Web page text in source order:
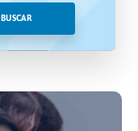
BUSCAR